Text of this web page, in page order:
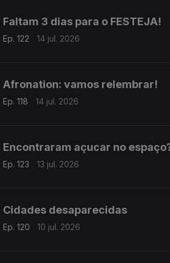
Faltam 3 dias para o FESTEJA!
Ep. 122 14 jul. 2026
Afronation: vamos relembrar!
Ep. 118 14 jul. 2026
Encontraram açucar no
Ep. 123 13 jul. 2026
Cidades desaparecidas
Ep. 120 10 jul. 2026